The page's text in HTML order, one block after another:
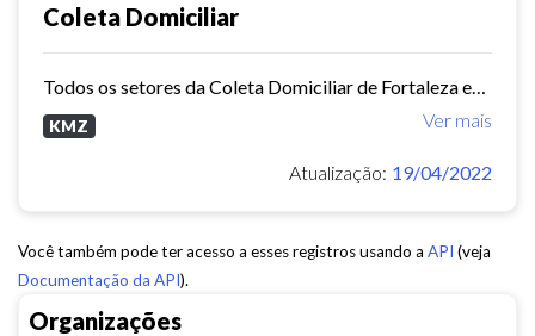
Organizações
Coleta Domiciliar
Ver mais
KMZ
Atualização: 19/04/2022
Você também pode ter acesso a esses registros usando a API (veja
Documentação da API).